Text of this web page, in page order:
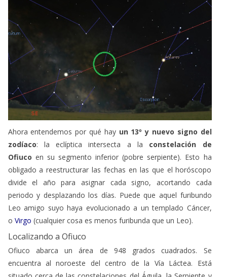
Ahora entendemos por qué hayun 13º y nuevo signo del
zodíaco: la eclíptica intersecta a la constelación de
Ofiuco en su segmento inferior (pobre serpiente). Esto ha
obligado a reestructurar las fechas en las que el horóscopo
divide el año para asignar cada signo, acortando cada
periodo y desplazando los días. Puede que aquel furibundo
Leo amigo suyo haya evolucionado a un templado Cáncer,
o Virgo (cualquier cosa es menos furibunda que un Leo).
Localizando a Ofiuco
Ofiuco abarca un área de 948 grados cuadrados. Se
encuentra al noroeste del centro de la Vía Láctea. Está